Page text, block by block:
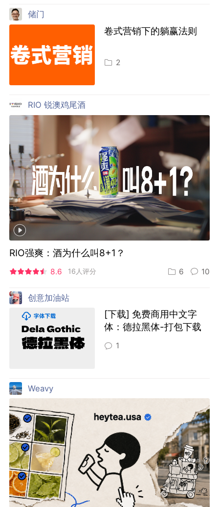
储门
卷式营销下的躺赢法则
2
RIO 锐澳鸡尾酒
RIO强爽：酒为什么叫8+1？
8.6 16人评分 6 10
创意加油站
[下载] 免费商用中文字
体：德拉黑体-打包下载
1
Weavy